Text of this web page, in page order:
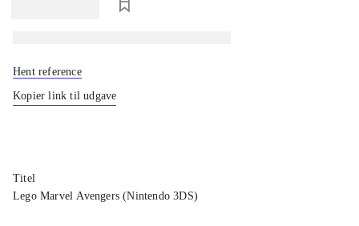
Hent reference
Kopier link til udgave
Titel
Lego Marvel Avengers (Nintendo 3DS)